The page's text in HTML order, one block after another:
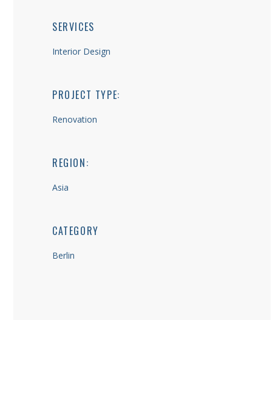
SERVICES
Interior Design
PROJECT TYPE:
Renovation
REGION:
Asia
CATEGORY
Berlin